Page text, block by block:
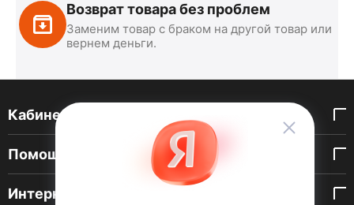
Возврат товара без проблем
Заменим товар с браком на другой товар или
вернем деньги.
Кабинет покупателя
Помощь покупателю
Интернет-магазин